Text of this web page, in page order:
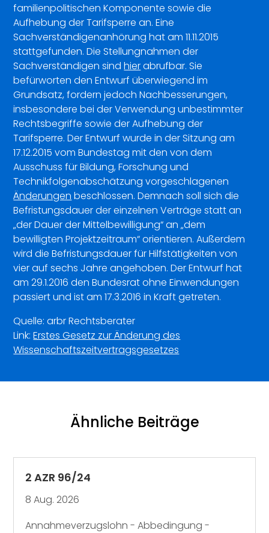
familienpolitischen Komponente sowie die
Aufhebung der Tarifsperre an. Eine
Sachverständigenanhörung hat am 11.11.2015
stattgefunden. Die Stellungnahmen der
Sachverständigen sindhierabrufbar. Sie
befürworten den Entwurf überwiegend im
Grundsatz, fordern jedoch Nachbesserungen,
insbesondere bei der Verwendung unbestimmter
Rechtsbegriffe sowie der Aufhebung der
Tarifsperre. Der Entwurf wurde in der Sitzung am
17.12.2015 vom Bundestag mit den von dem
Ausschuss für Bildung, Forschung und
Technikfolgenabschätzung vorgeschlagenen
Änderungen beschlossen. Demnach soll sich die
Befristungsdauer der einzelnen Verträge statt an
„der Dauer der Mittelbewilligung“ an „dem
bewilligten Projektzeitraum“ orientieren. Außerdem
wird die Befristungsdauer für Hilfstätigkeiten von
vier auf sechs Jahre angehoben. Der Entwurf hat
am 29.1.2016 den Bundesrat ohne Einwendungen
passiert und ist am 17.3.2016 in Kraft getreten.
Quelle: arbr Rechtsberater
Link:Erstes Gesetz zur Änderung des
Wissenschaftszeitvertragsgesetzes
Ähnliche Beiträge
2 AZR 96/24
8 Aug. 2026
Annahmeverzugslohn - Abbedingung -